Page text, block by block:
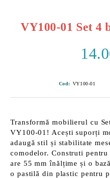
VY100-01 Set 4
Cod: VY100-01
Transformă mobilierul cu
VY100-01 ! Acești suporți
adaugă stil și stabilitate
comodelor. Construti
are 55 mm înălțime și o
o pastilă din plastic pentru